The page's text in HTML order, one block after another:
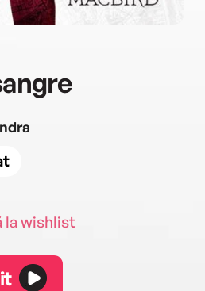
la wishlist